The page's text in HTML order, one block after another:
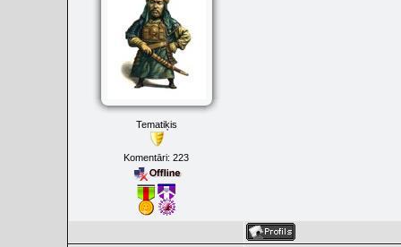
Tematiķis
Komentāri: 223